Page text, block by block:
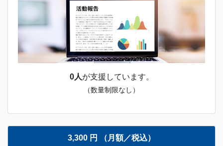
0人が支援しています。
（数量制限なし）
3,300 円 （月額／税込）